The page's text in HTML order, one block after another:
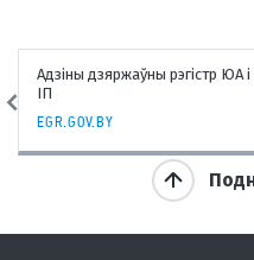
Адзіны дзяржаўны рэгістр ЮА і
ІП
EGR.GOV.BY